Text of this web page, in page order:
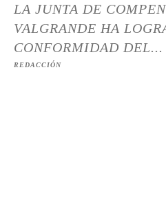
LA JUNTA DE
VALGRANDE HA
CONFORMIDAD DEL...
REDACCIÓN